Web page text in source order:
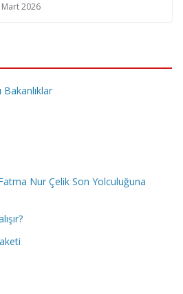
Mart 2026
Bakanlıklar
Nur Çelik Son Yolculuğuna